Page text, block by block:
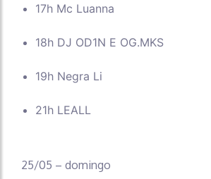
17h Mc Luanna
18h DJ OD1N E OG.MKS
19h Negra Li
21h LEALL
25/05 – domingo